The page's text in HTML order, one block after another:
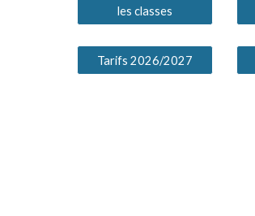
les classes
Tarifs 2026/2027